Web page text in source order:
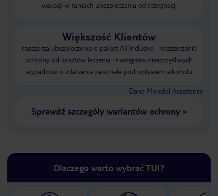
wakacji w ramach ubezpieczenia od rezygnacji
Większość Klientów
rozszerza ubezpieczenia o pakiet All Inclusive - rozszerzenie
ochrony od kosztów leczenia i następstw nieszczęśliwych
wypadków o zdarzenia zaistniałe pod wpływem alkoholu
Dane Mondial Assistance
Sprawdź szczegóły wariantów ochrony»
Dlaczego warto wybrać TUI?